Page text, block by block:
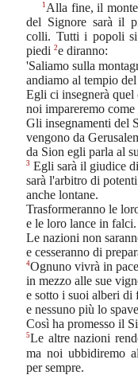
1 Alla fine, il
del Signore sarà il
colli. Tutti i popoli si
piedi 2e diranno:
'Saliamo sulla
andiamo al tempio
Egli ci insegnerà quel
noi impareremo
Gli insegnamenti del
vengono da
da Sion egli parla al
3 Egli sarà il giudice
sarà l'arbitro di
anche lontane.
Trasformeranno le
e le loro lance in falci.
Le nazioni non
e cesseranno di
4Ognuno vivrà in pace
in mezzo alle sue
e sotto i suoi alberi di
e nessuno più lo
Così ha promesso il
5Le altre nazioni
ma noi ubbidiremo
per sempre.